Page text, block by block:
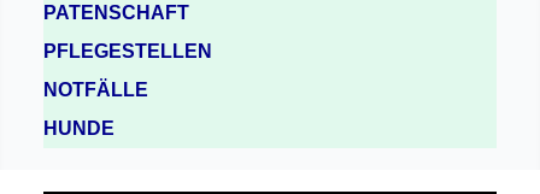
PATENSCHAFT
PFLEGESTELLEN
NOTFÄLLE
HUNDE